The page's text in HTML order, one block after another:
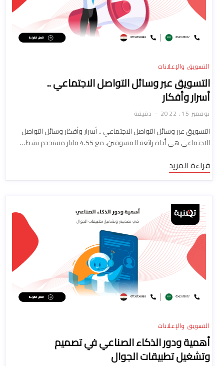
التسويق والإعلانات
التسويق عبر وسائل التواصل الاجتماعي ..
أسرار وأفكار
نوفمبر 15, 2022 دقيقة
التسويق عبر وسائل التواصل الاجتماعي .. أسرار وأفكار وسائل التواصل
الاجتماعي هي أداة رائعة للمسوقين. مع 4.55 مليار مستخدم نشط…
قراءة المزيد
التسويق والإعلانات
أهمية ودور الذكاء الصناعي في تصميم
وتشغيل تطبيقات الجوال